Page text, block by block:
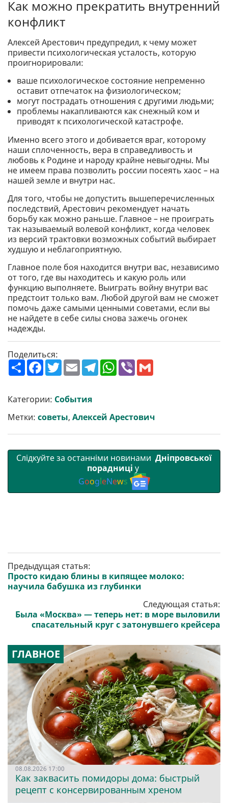
Как можно прекратить внутренний
конфликт
Алексей Арестович предупредил, к чему может
привести психологическая усталость, которую
проигнорировали:
ваше психологическое состояние непременно
оставит отпечаток на физиологическом;
могут пострадать отношения с другими людьми;
проблемы накапливаются как снежный ком и
приводят к психологической катастрофе.
Именно всего этого и добивается враг, которому
наши сплоченность, вера в справедливость и
любовь к Родине и народу крайне невыгодны. Мы
не имеем права позволить россии посеять хаос – на
нашей земле и внутри нас.
Для того, чтобы не допустить вышеперечисленных
последствий, Арестович рекомендует начать
борьбу как можно раньше. Главное – не проиграть
так называемый волевой конфликт, когда человек
из версий трактовки возможных событий выбирает
худшую и неблагоприятную.
Главное поле боя находится внутри вас, независимо
от того, где вы находитесь и какую роль или
функцию выполняете. Выиграть войну внутри вас
предстоит только вам. Любой другой вам не сможет
помочь даже самыми ценными советами, если вы
не найдете в себе силы снова зажечь огонек
надежды.
Поделиться:
П
о
р
и
т
и
F
a
b
o
o
k
T
w
t
e
r
E
m
l
T
e
a
m
W
h
p
p
V
Категории: События
Метки: советы, Алексей Арестович
Слідкуйте за останніми новинами Дніпровської
порадниці у
GoogleNews
Предыдущая статья:
Просто кидаю блины в кипящее молоко:
научила бабушка из глубинки
Следующая статья:
Была «Москва» — теперь нет: в море выловили
спасательный круг с затонувшего крейсера
ГЛАВНОЕ
08.08.2026 17:00
Как заквасить помидоры дома: быстрый
рецепт с консервированным хреном